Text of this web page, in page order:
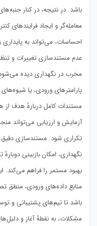
باشد. در نتیجه، در کنار
معامله‌گر و ایجاد فرایندهای
احساسات، می‌تواند به
عدم مستندسازی تغییرات و
مخرب در نگهداری دیده
پارامترهای ورودی، یا
مستندات کامل دربارهٔ هدف از
آزمایش و ارزیابی می‌تواند
تکراری شود. مستندسازی
نگهداری، امکان بازبینی
بهبود مستمر را فراهم
منابع داده‌های ورودی، منطق
باشد تا تیم‌های پشتیبانی و
مشکلات، به نقطهٔ آغاز و